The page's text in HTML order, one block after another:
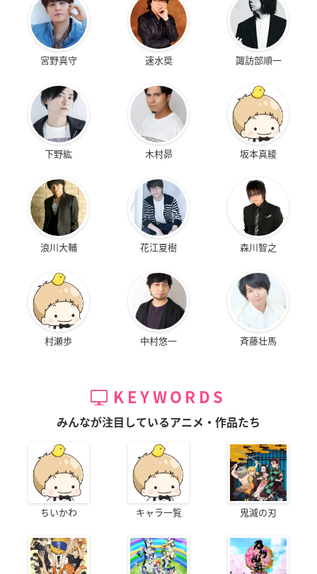
宮野真守 速水奨 諏訪部順一
下野紘 木村昴 坂本真綾
浪川大輔 花江夏樹 森川智之
村瀬歩 中村悠一 斉藤壮馬
KEYWORDS
みんなが注目しているアニメ・作品たち
ちいかわ キャラ一覧 鬼滅の刃